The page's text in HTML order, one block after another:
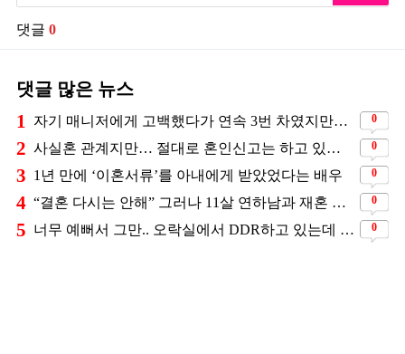
댓글 0
댓글 많은 뉴스
1 자기 매니저에게 고백했다가 연속 3번 차였지만… 결국 결혼에 성공한 배우 0
2 사실혼 관계지만… 절대로 혼인신고는 하고 있지 않다는 배우 0
3 1년 만에 ‘이혼서류’를 아내에게 받았었다는 배우 0
4 “결혼 다시는 안해” 그러나 11살 연하남과 재혼 발표 0
5 너무 예뻐서 그만.. 오락실에서 DDR하고 있는데 지나가던 이상민이 캐스팅했다는 연예인 0